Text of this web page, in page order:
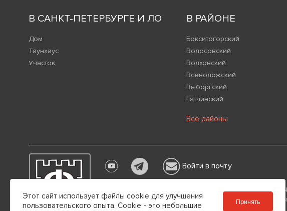
В САНКТ-ПЕТЕРБУРГЕ И ЛО
Дом
Таунхаус
Участок
В РАЙОНЕ
Бокситогорский
Волосовский
Волховский
Всеволожский
Выборгский
Гатчинский
Все районы
Войти в почту
Настоящим информируем вас о том, что вся
каких обстоятельствах не может признаваться
Этот сайт использует файлы cookie для улучшения
пользовательского опыта. Cookie - это небольшие
Принять